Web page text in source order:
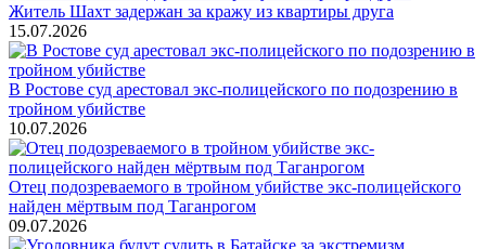
Житель Шахт задержан за кражу из квартиры друга
15.07.2026
В Ростове суд арестовал экс-полицейского по подозрению в
тройном убийстве
10.07.2026
Отец подозреваемого в тройном убийстве экс-полицейского
найден мёртвым под Таганрогом
09.07.2026